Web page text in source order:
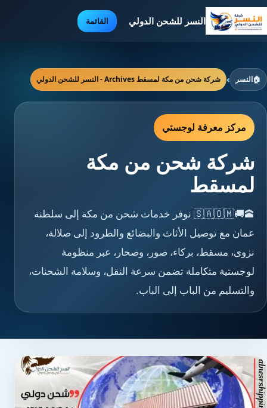
النسر للشحن الدولي القائمة
🏠النسر › شركة شحن من مكة لمسقط Archives - النسر للشحن الدولي
مركز معرفة لوجستي
شركة شحن من مكة
لمسقط
🕋🚚🇸🇦🇴🇲 نوفر خدمات شحن من مكة إلى سلطنة
عمان مع توصيل الأثاث والبضائع والطرود إلى صلالة،
نزوى، مسقط، بركاء، صور، وصحار، عبر منظومة
لوجستية متكاملة تضمن سرعة النقل، وسلامة الشحنات،
والتسليم من الباب إلى الباب.